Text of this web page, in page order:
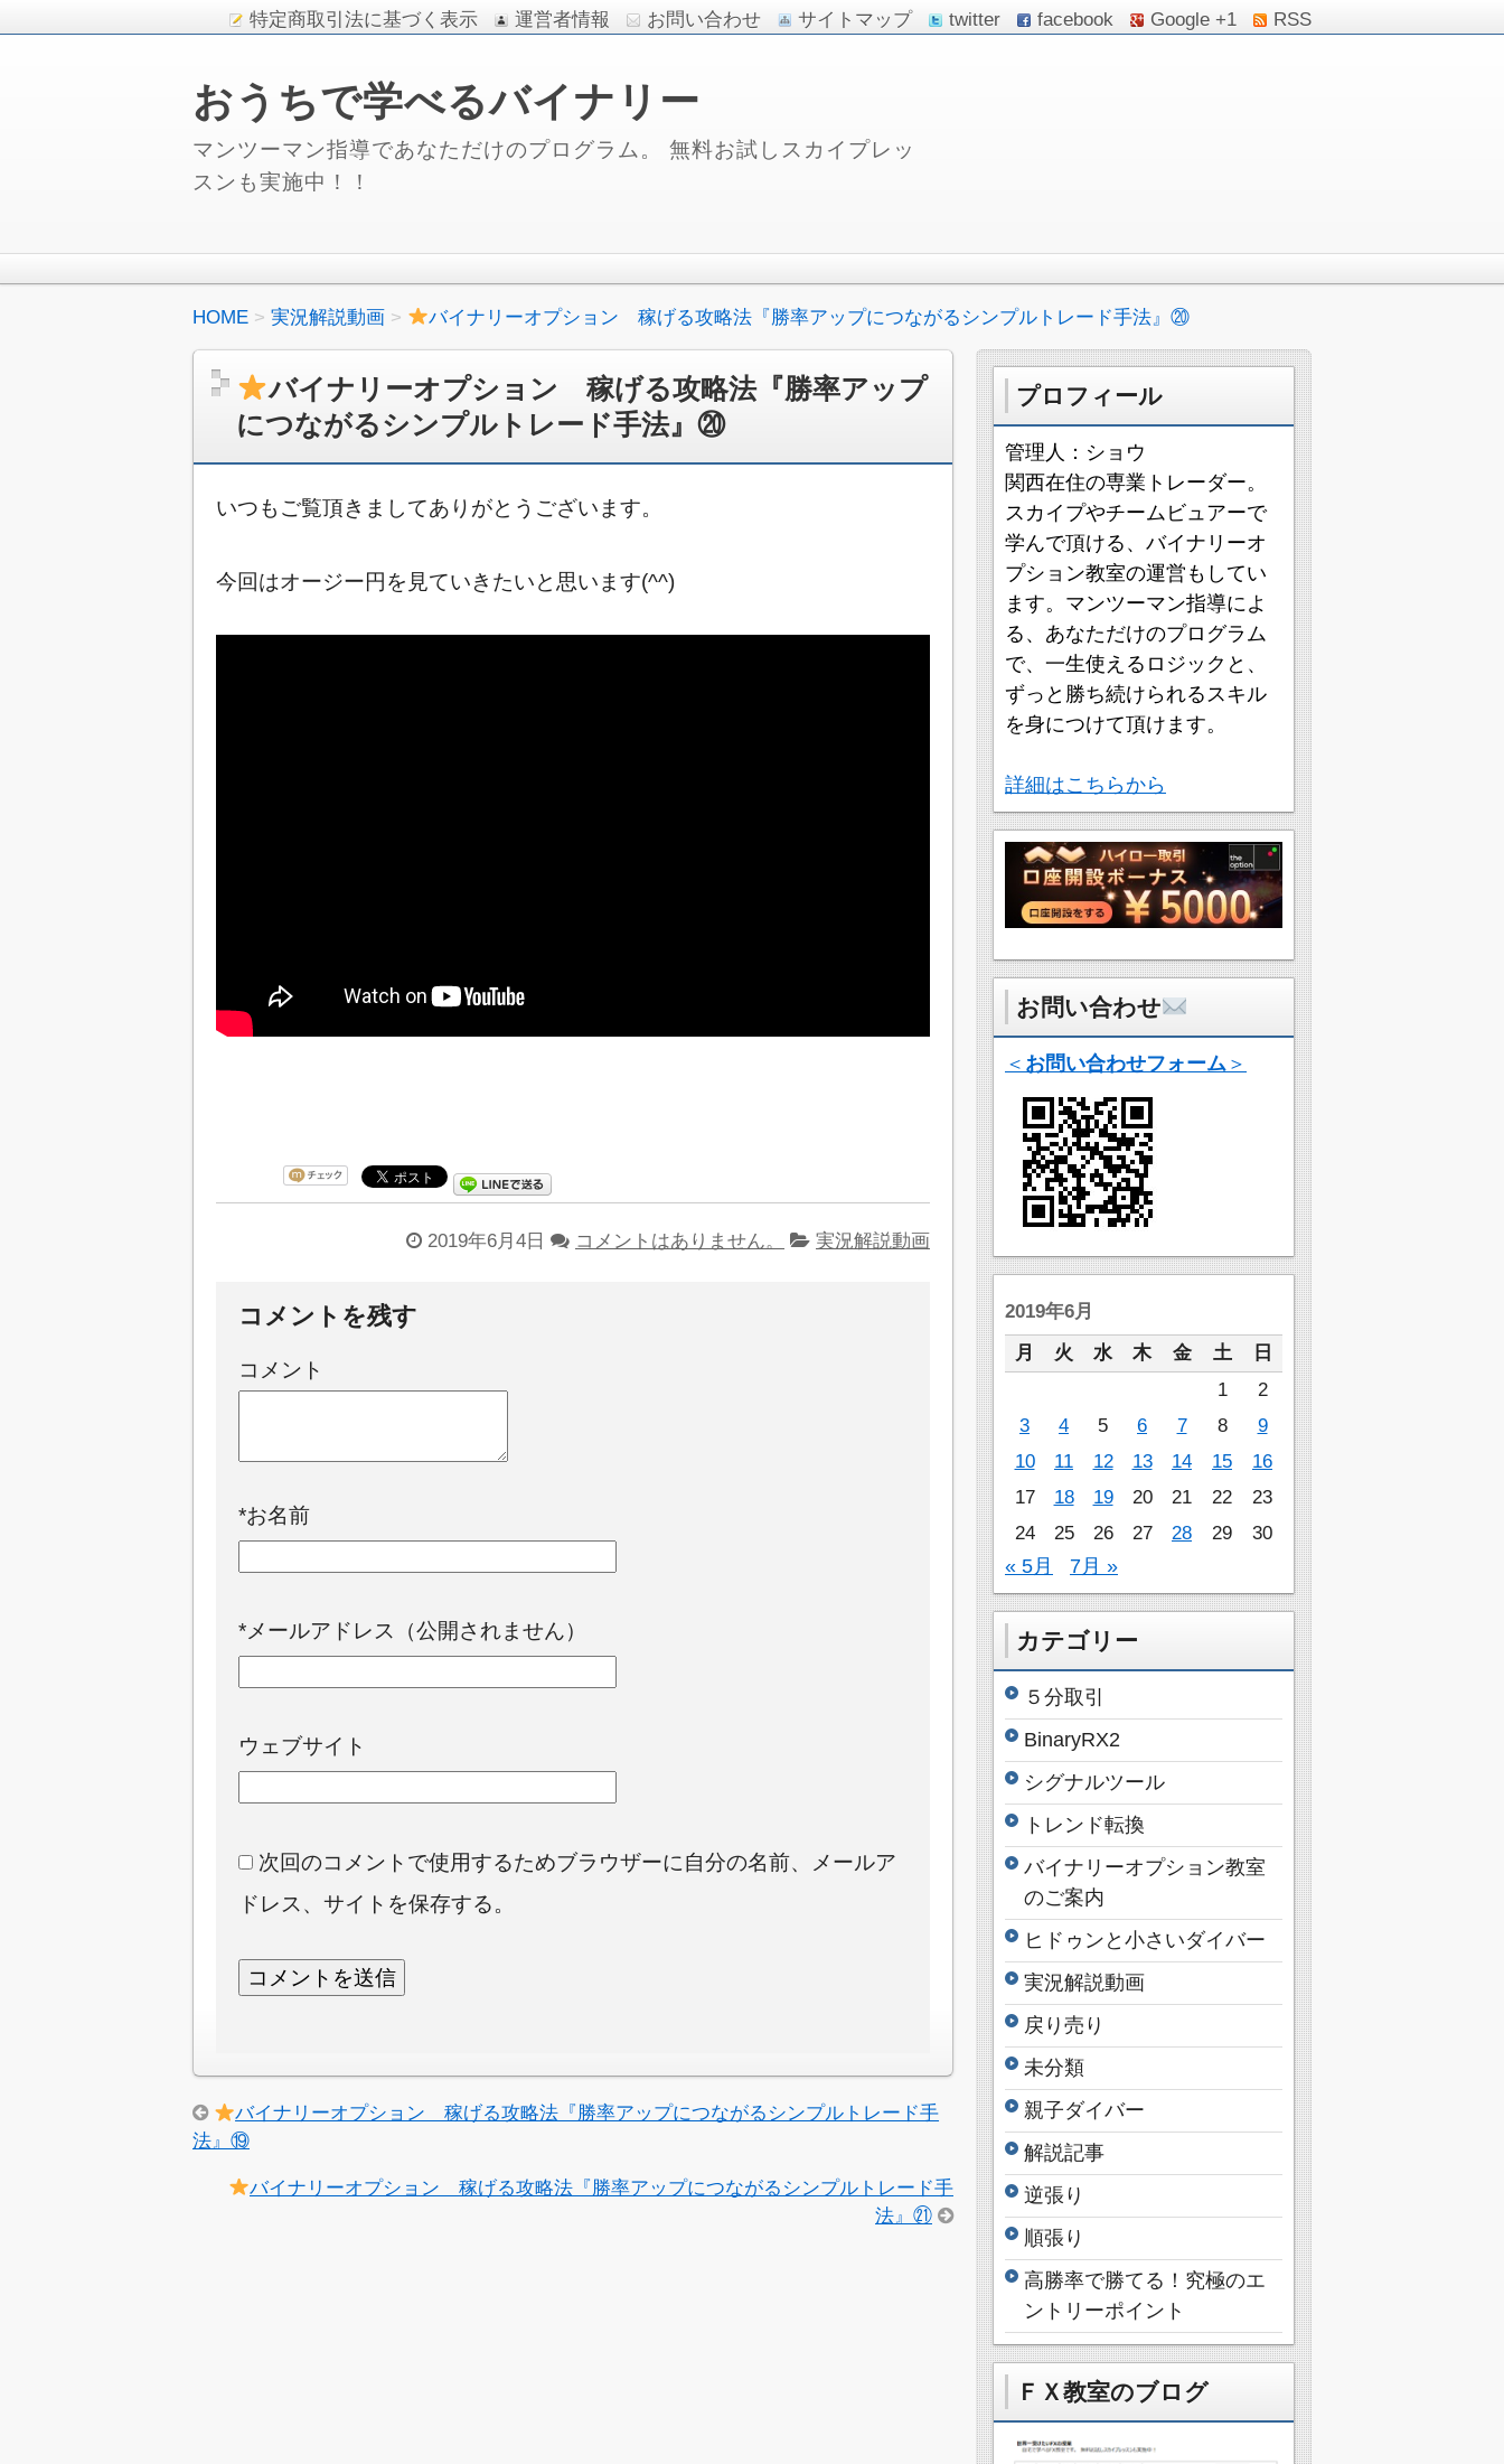
特定商取引法に基づく表示 運営者情報 お問い合わせ サイトマップ twitter facebook Google +1 RSS
おうちで学べるバイナリー
マンツーマン指導であなただけのプログラム。 無料お試しスカイプレッ
スンも実施中！！
HOME 実況解説動画 バイナリーオプション 稼げる攻略法『勝率アップにつながるシンプルトレード手法』⑳
バイナリーオプション 稼げる攻略法『勝率アップ
につながるシンプルトレード手法』⑳
いつもご覧頂きましてありがとうございます。
今回はオージー円を見ていきたいと思います(^^)
2019年6月4日 コメントはありません。 実況解説動画
コメントを残す
コメント
*お名前
*メールアドレス（公開されません）
ウェブサイト
次回のコメントで使用するためブラウザーに自分の名前、メールア
ドレス、サイトを保存する。
バイナリーオプション 稼げる攻略法『勝率アップにつながるシンプルトレード手
法』⑲
バイナリーオプション 稼げる攻略法『勝率アップにつながるシンプルトレード手
法』㉑
プロフィール
管理人：ショウ
関西在住の専業トレーダー。
スカイプやチームビュアーで
学んで頂ける、バイナリーオ
プション教室の運営もしてい
ます。マンツーマン指導によ
る、あなただけのプログラム
で、一生使えるロジックと、
ずっと勝ち続けられるスキル
を身につけて頂けます。
詳細はこちらから
お問い合わせ
＜ お問い合わせフォーム ＞
2019年6月
月
火 水 木 金 土
日
1
2
3
4 5 6 7 8
9
10
11 12 13 14 15
16
17
18 19 20 21 22
23
24
25 26 27 28 29 30
« 5月 7月 »
カテゴリー
５分取引
BinaryRX2
シグナルツール
トレンド転換
バイナリーオプション教室
のご案内
ヒドゥンと小さいダイバー
実況解説動画
戻り売り
未分類
親子ダイバー
解説記事
逆張り
順張り
高勝率で勝てる！究極のエ
ントリーポイント
ＦＸ教室のブログ